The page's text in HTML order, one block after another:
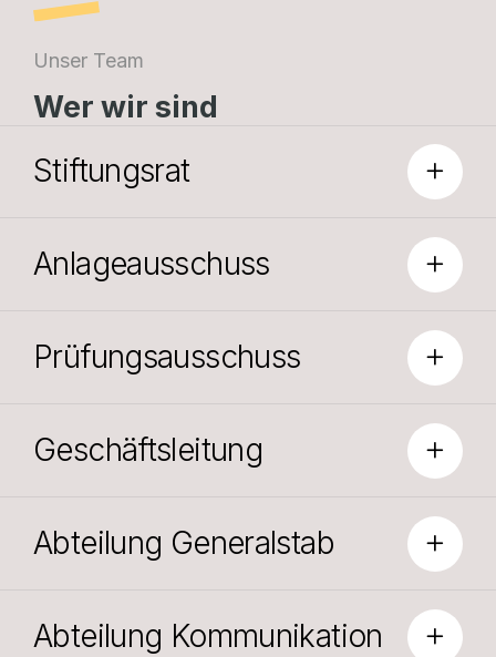
Unser Team
Wer wir sind
Stiftungsrat
Anlageausschuss
Prüfungsausschuss
Geschäftsleitung
Abteilung Generalstab
Abteilung Kommunikation